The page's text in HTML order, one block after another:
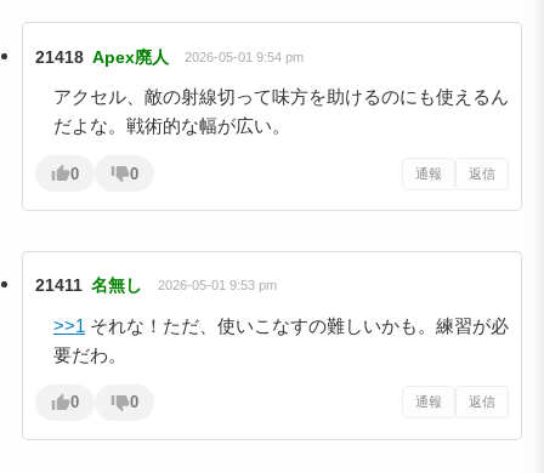
21418 Apex廃人 2026-05-01 9:54 pm
アクセル、敵の射線切って味方を助けるのにも使えるん
だよな。戦術的な幅が広い。
0 0 通報 返信
21411 名無し 2026-05-01 9:53 pm
>>1 それな！ただ、使いこなすの難しいかも。練習が必
要だわ。
0 0 通報 返信